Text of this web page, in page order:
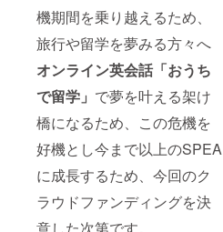
機期間を乗り越えるため、
旅行や留学を夢みる方々へ
オンライン英会話「おうち
で留学」 で夢を叶える架け
橋になるため、この危機を
好機とし今まで以上のSPEA
に成長するため、今回のク
ラウドファンディングを決
意した次第です。